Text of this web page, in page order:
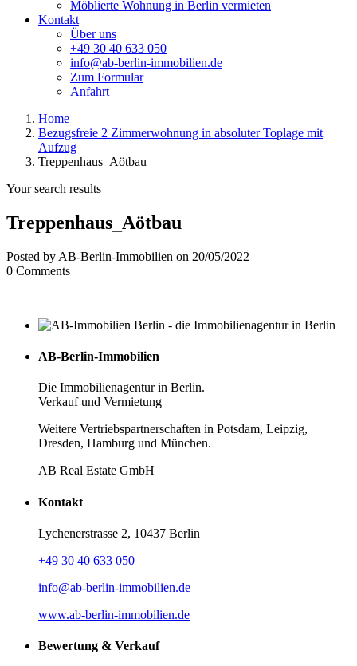
Möblierte Wohnung in Berlin vermieten
Kontakt
Über uns
+49 30 40 633 050
info@ab-berlin-immobilien.de
Zum Formular
Anfahrt
Home
Bezugsfreie 2 Zimmerwohnung in absoluter Toplage mit
Aufzug
Treppenhaus_Aötbau
Your search results
Treppenhaus_Aötbau
Posted by AB-Berlin-Immobilien on 20/05/2022
0 Comments
AB-Berlin-Immobilien
Die Immobilienagentur in Berlin.
Verkauf und Vermietung
Weitere Vertriebspartnerschaften in Potsdam, Leipzig,
Dresden, Hamburg und München.
AB Real Estate GmbH
Kontakt
Lychenerstrasse 2, 10437 Berlin
+49 30 40 633 050
info@ab-berlin-immobilien.de
www.ab-berlin-immobilien.de
Bewertung & Verkauf